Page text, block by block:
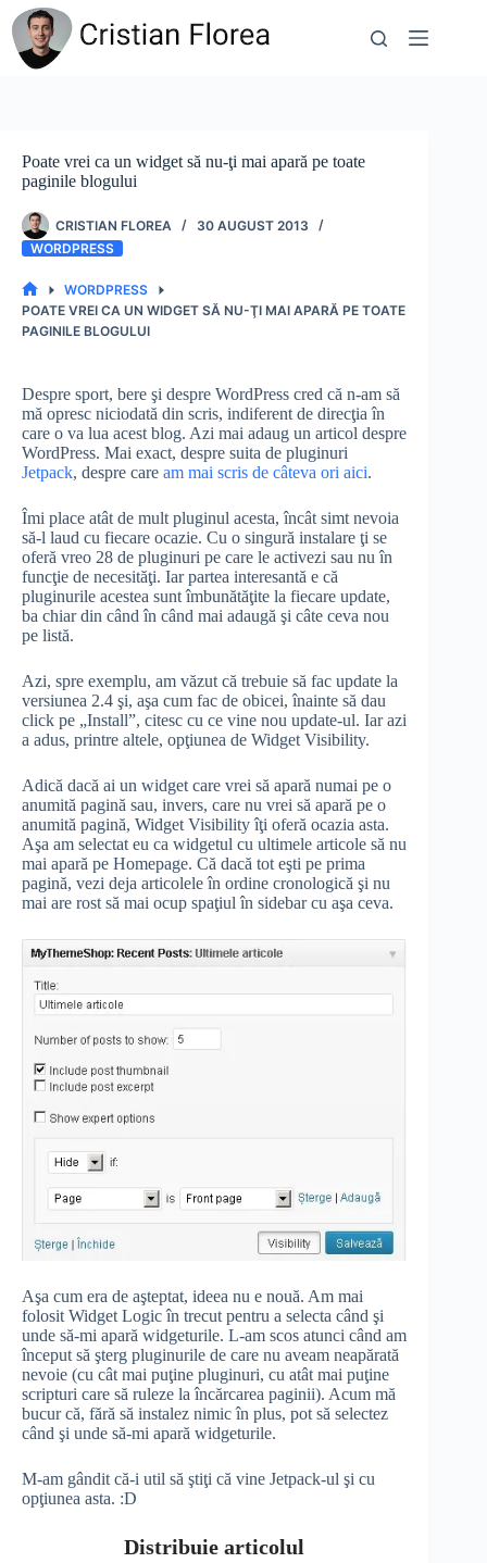
Sari
conținut
Poate vrei ca un widget să nu-ţi mai apară pe toate
paginile blogului
CRISTIAN FLOREA
30 AUGUST 2013
WORDPRESS
PRIMA
PAGINĂ
WORDPRESS
POATE VREI CA UN WIDGET SĂ NU-ŢI MAI APARĂ PE TOATE
PAGINILE BLOGULUI
Despre sport, bere şi despre WordPress cred că n-am să
mă opresc niciodată din scris, indiferent de direcţia în
care o va lua acest blog. Azi mai adaug un articol despre
WordPress. Mai exact, despre suita de pluginuri
Jetpack, despre care am mai scris de câteva ori aici.
Îmi place atât de mult pluginul acesta, încât simt nevoia
să-l laud cu fiecare ocazie. Cu o singură instalare ţi se
oferă vreo 28 de pluginuri pe care le activezi sau nu în
funcţie de necesităţi. Iar partea interesantă e că
pluginurile acestea sunt îmbunătăţite la fiecare update,
ba chiar din când în când mai adaugă şi câte ceva nou
pe listă.
Azi, spre exemplu, am văzut că trebuie să fac update la
versiunea 2.4 şi, aşa cum fac de obicei, înainte să dau
click pe „Install”, citesc cu ce vine nou update-ul. Iar azi
a adus, printre altele, opţiunea de Widget Visibility.
Adică dacă ai un widget care vrei să apară numai pe o
anumită pagină sau, invers, care nu vrei să apară pe o
anumită pagină, Widget Visibility îţi oferă ocazia asta.
Aşa am selectat eu ca widgetul cu ultimele articole să nu
mai apară pe Homepage. Că dacă tot eşti pe prima
pagină, vezi deja articolele în ordine cronologică şi nu
mai are rost să mai ocup spaţiul în sidebar cu aşa ceva.
Aşa cum era de aşteptat, ideea nu e nouă. Am mai
folosit Widget Logic în trecut pentru a selecta când şi
unde să-mi apară widgeturile. L-am scos atunci când am
început să şterg pluginurile de care nu aveam neapărată
nevoie (cu cât mai puţine pluginuri, cu atât mai puţine
scripturi care să ruleze la încărcarea paginii). Acum mă
bucur că, fără să instalez nimic în plus, pot să selectez
când şi unde să-mi apară widgeturile.
M-am gândit că-i util să ştiţi că vine Jetpack-ul şi cu
opţiunea asta. :D
Distribuie articolul